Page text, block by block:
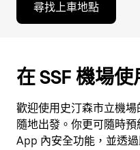
尋找上車地點
在 SSF 機場
歡迎使用史汀森市立機
隨地出發。你更可隨時
App 內安全功能，並透